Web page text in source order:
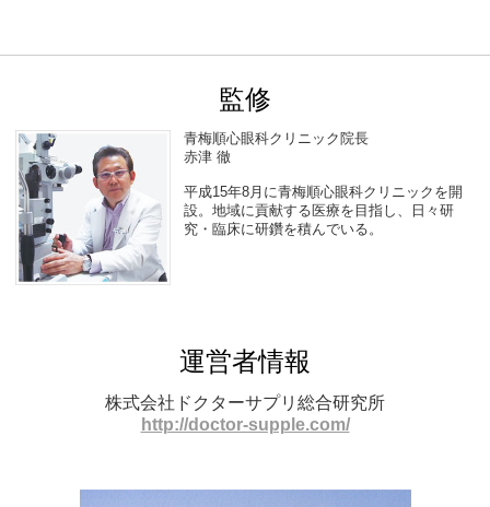
監修
青梅順心眼科クリニック院長
赤津 徹
平成15年8月に青梅順心眼科クリニックを開
設。地域に貢献する医療を目指し、日々研
究・臨床に研鑽を積んでいる。
運営者情報
株式会社ドクターサプリ総合研究所
http://doctor-supple.com/